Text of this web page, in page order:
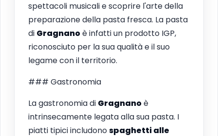
spettacoli musicali e scoprire l'arte della
preparazione della pasta fresca. La pasta
di Gragnanoè infatti un prodotto IGP,
riconosciuto per la sua qualità e il suo
legame con il territorio.
### Gastronomia
La gastronomia di Gragnanoè
intrinsecamente legata alla sua pasta. I
piatti tipici includonospaghetti alle